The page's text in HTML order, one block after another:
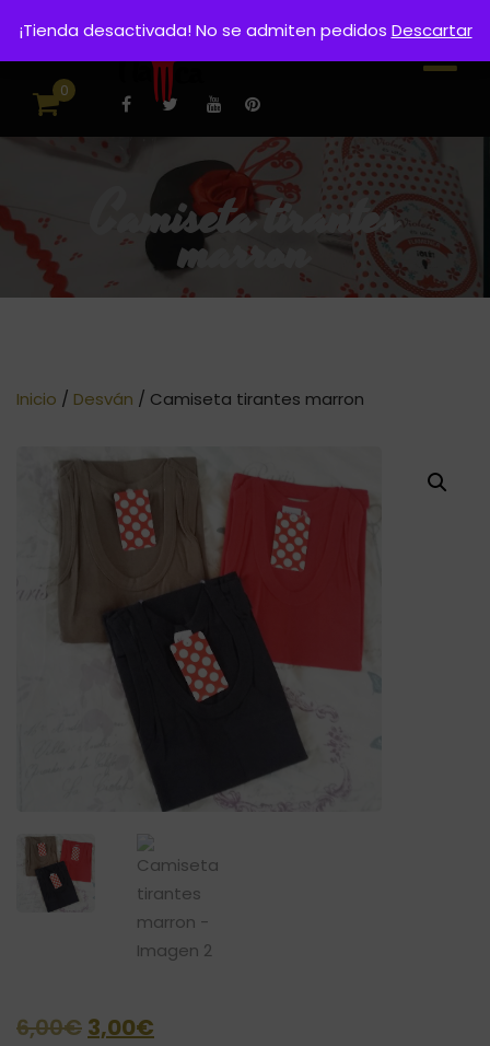
0
Camiseta tirantes
marron
Inicio / Desván / Camiseta tirantes marron
6,00€ El
3,00€
¡Tienda desactivada! No se admiten pedidos Descartar